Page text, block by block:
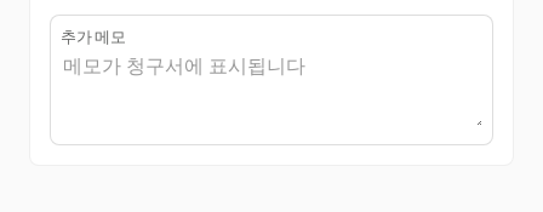
추가 메모